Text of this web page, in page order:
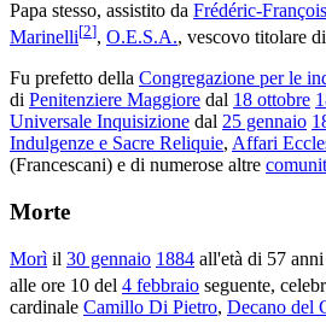
Papa stesso, assistito da Frédéric-
Marinelli[2], O.E.S.A., vescovo titolare di
Fu prefetto della Congregazione per le
di Penitenziere Maggiore dal 18 ottobre
Universale Inquisizione dal 25 gennaio
Indulgenze e Sacre Reliquie, Affari
(Francescani) e di numerose altre
Morte
Morì il 30 gennaio 1884 all'età di 57
alle ore 10 del 4 febbraio seguente,
cardinale Camillo Di Pietro, Decano del